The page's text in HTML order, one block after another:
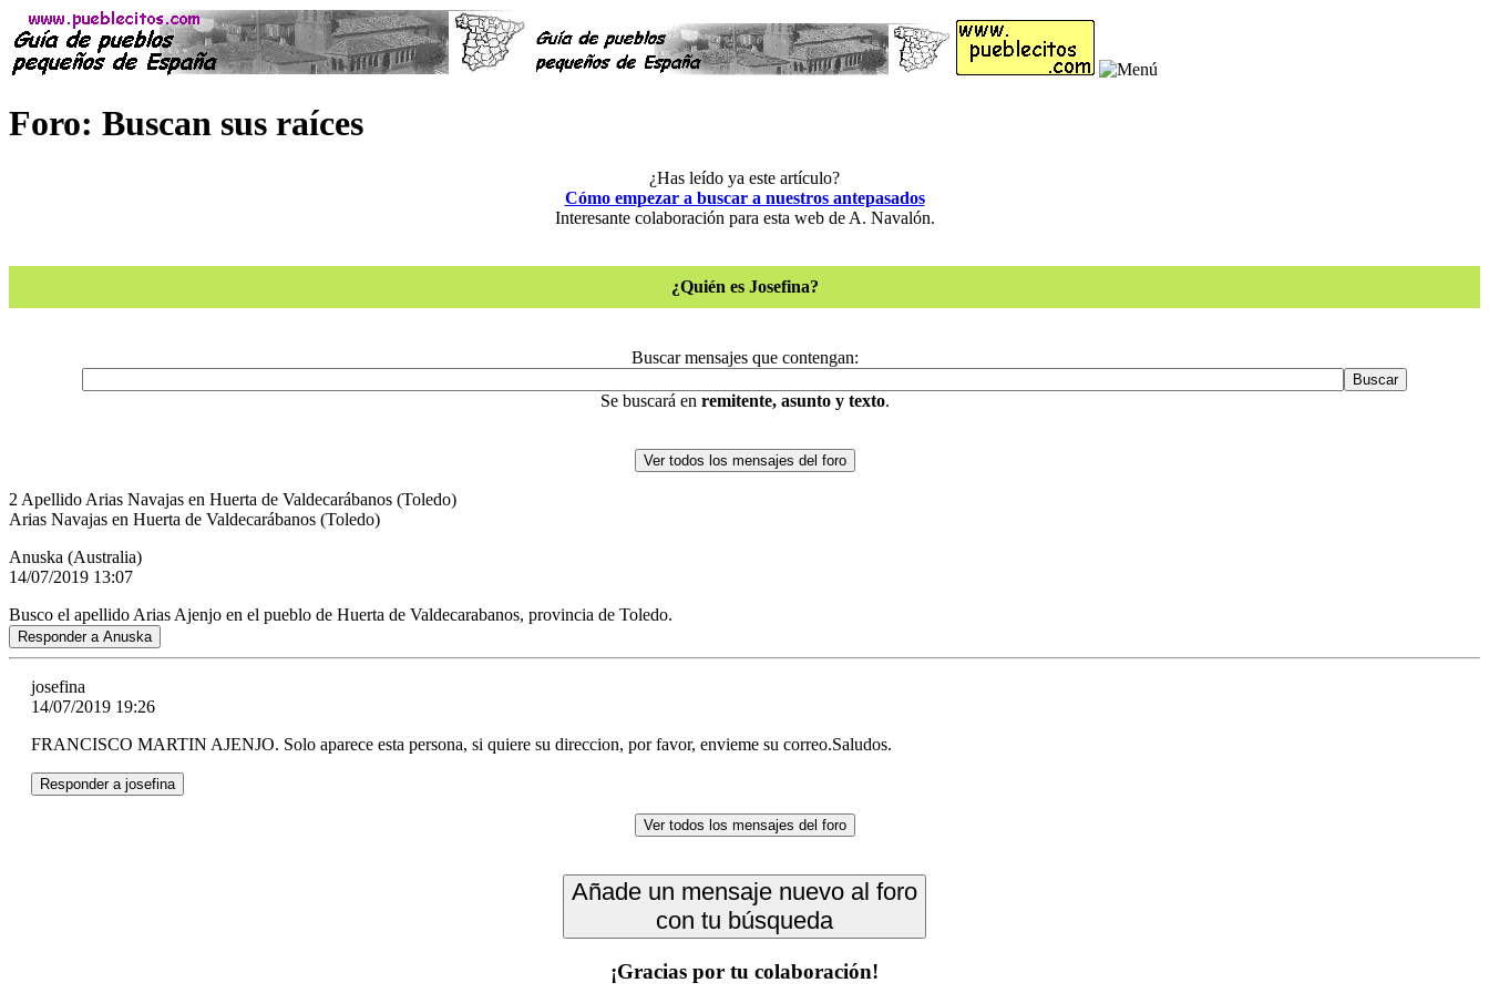
Foro: Buscan sus raíces
¿Has leído ya este artículo?
Cómo empezar a buscar a nuestros antepasados
Interesante colaboración para esta web de A. Navalón.
¿Quién es Josefina?
Buscar mensajes que contengan:
Se buscará en remitente, asunto y texto.
Ver todos los mensajes del foro
2 Apellido Arias Navajas en Huerta de Valdecarábanos (Toledo)
Arias Navajas en Huerta de Valdecarábanos (Toledo)
Anuska (Australia)
14/07/2019 13:07
Busco el apellido Arias Ajenjo en el pueblo de Huerta de Valdecarabanos, provincia de Toledo.
Responder a Anuska
josefina
14/07/2019 19:26
FRANCISCO MARTIN AJENJO. Solo aparece esta persona, si quiere su direccion, por favor, envieme su correo.Saludos.
Responder a josefina
Ver todos los mensajes del foro
Añade un mensaje nuevo al foro
con tu búsqueda
¡Gracias por tu colaboración!